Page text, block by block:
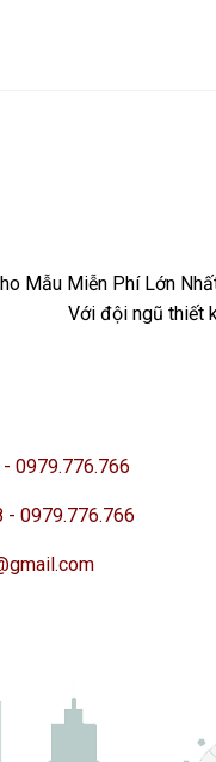
Mẫu Miễn Phí Lớn
Với đội ngũ thiết
0979.776.766
- 0979.776.766